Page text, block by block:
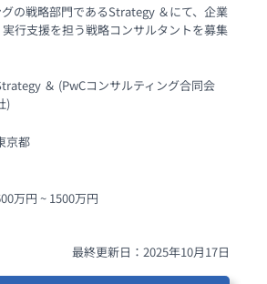
の戦略部門であるStrategy ＆にて、企業
行支援を担う戦略コンサルタントを募集
＆ (PwCコンサルティング合同会
)
京都
万円 ~ 1500万円
最終更新日：2025年10月17日